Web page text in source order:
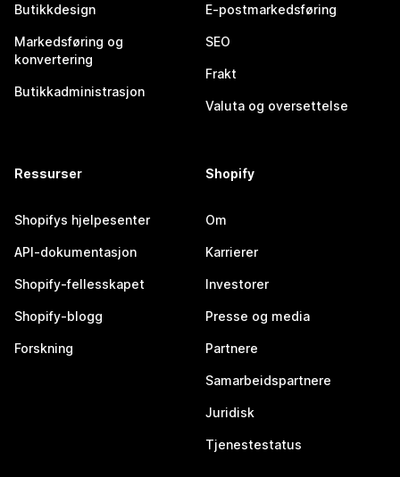
Butikkdesign
Markedsføring og
konvertering
Butikkadministrasjon
E-postmarkedsføring
SEO
Frakt
Valuta og oversettelse
Ressurser
Shopifys hjelpesenter
API-dokumentasjon
Shopify-fellesskapet
Shopify-blogg
Forskning
Shopify
Om
Karrierer
Investorer
Presse og media
Partnere
Samarbeidspartnere
Juridisk
Tjenestestatus